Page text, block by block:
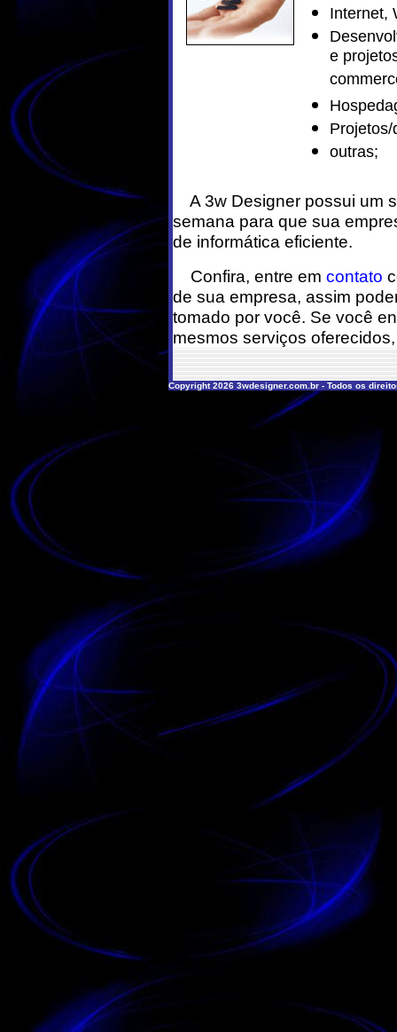
Internet,
e
outras;
A 3w Designer possui um
semana para que sua
de informática eficiente.
Confira, entre em contato
de sua empresa, assim
tomado por você. Se você
mesmos serviços
Copyright 2026 3wdesigner.com.br - Todos os